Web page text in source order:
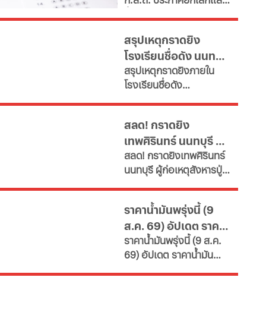
ข้าราชการลงอย่างน้อย
รายจ่ายบุคลากรพุ่งทะยาน
กระทบเงินลงทุนโครงสร้าง
พื้นฐานและการพัฒนา
ประเทศ เผย 11 สายงานจะ
หายไป เช็กที่นี่
ข้อผิดพลาดทางกฎหมาย
ดึงคนไม่ผ่านเกณฑ์สอบ
ภาค ค
สรุปเหตุกราดยิง
โรงเรียนชื่อดัง นนทบุรี
ล่าสุด ผู้ก่อเหตุเสียชีวิต
แล้ว
สรุปเหตุกราดยิงภายใน
โรงเรียนชื่อดัง
แล้ว ขณะที่ยอดผู้เสียชีวิต
พุ่งเป็น 7 ราย บาดเจ็บกว่า
15 ราย
สลด! กราดยิง
เทพศิรินทร์ นนทบุรี ดับ
7 พบยิงปู่ย่าก่อนบุก
โรงเรียน
สลด! กราดยิงเทพศิรินทร์
นนทบุรี ผู้ก่อเหตุสังหารปู่
ก่อนพกอาวุธและกระสุนมา
ก่อเหตุที่โรงเรียน
ราคาน้ำมันพรุ่งนี้ (9
ส.ค. 69) อัปเดต ราคา
น้ำมันล่าสุด จากปั๊ม
ใหญ่
ราคาน้ำมันพรุ่งนี้ (9 ส.ค.
69) อัปเดต ราคาน้ำมัน